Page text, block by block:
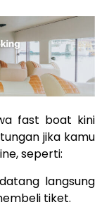
fast boat kini
jika kamu
seperti:
langsung
tiket.